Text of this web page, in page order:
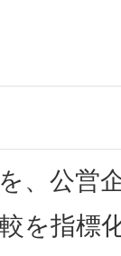
、公営
を指標